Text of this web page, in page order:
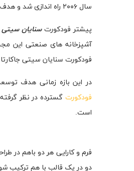
سال ۲۰۰۶ راه اندازی شد و هدف از
پیشتر فودکورتسنایان سیتی
فودکورت سنایان سیتی
در این بازه زمانی هدف
فودکورت گسترده در نظر
است.
فرم و کارایی هر دو باهم در
دو در یک قالب با هم ترکیب شوند،